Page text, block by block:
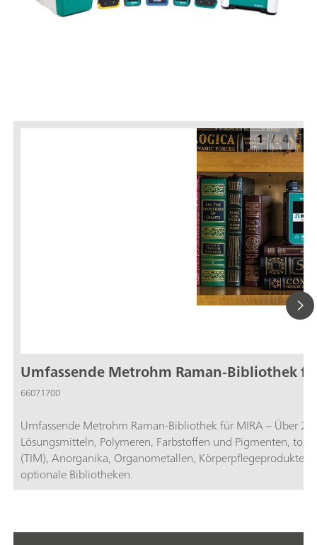
Umfassende Metrohm Raman-Bibliothek
66071700
Umfassende Metrohm Raman-Bibliothek für MIRA – Über
Lösungsmitteln, Polymeren, Farbstoffen und Pigmenten,
(TIM), Anorganika, Organometallen,
optionale Bibliotheken.
1 / 4